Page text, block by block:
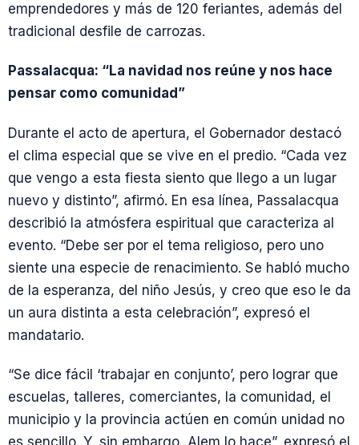
emprendedores y más de 120 feriantes, además del
tradicional desfile de carrozas.
Passalacqua: “La navidad nos reúne y nos hace
pensar como comunidad”
Durante el acto de apertura, el Gobernador destacó
el clima especial que se vive en el predio. “Cada vez
que vengo a esta fiesta siento que llego a un lugar
nuevo y distinto”, afirmó. En esa línea, Passalacqua
describió la atmósfera espiritual que caracteriza al
evento. “Debe ser por el tema religioso, pero uno
siente una especie de renacimiento. Se habló mucho
de la esperanza, del niño Jesús, y creo que eso le da
un aura distinta a esta celebración”, expresó el
mandatario.
“Se dice fácil ‘trabajar en conjunto’, pero lograr que
escuelas, talleres, comerciantes, la comunidad, el
municipio y la provincia actúen en común unidad no
es sencillo. Y, sin embargo, Alem lo hace”, expresó el